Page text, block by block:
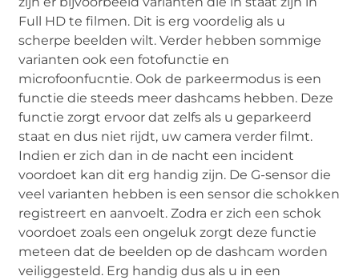
Full HD te filmen. Dit is erg voordelig als u
scherpe beelden wilt. Verder hebben sommige
varianten ook een fotofunctie en
microfoonfucntie. Ook de parkeermodus is een
functie die steeds meer dashcams hebben. Deze
functie zorgt ervoor dat zelfs als u geparkeerd
staat en dus niet rijdt, uw camera verder filmt.
Indien er zich dan in de nacht een incident
voordoet kan dit erg handig zijn. De G-sensor die
veel varianten hebben is een sensor die schokken
registreert en aanvoelt. Zodra er zich een schok
voordoet zoals een ongeluk zorgt deze functie
meteen dat de beelden op de dashcam worden
veiliggesteld. Erg handig dus als u in een